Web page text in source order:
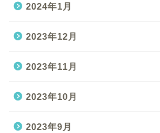
2024年1月
2023年12月
2023年11月
2023年10月
2023年9月